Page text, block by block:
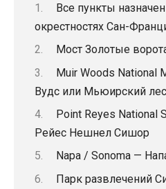
Все пункты
окрестностях Сан-
Мост Золотые
Muir Woods
Вудс или Мьюирский лес
Point Reyes National
Рейес Нешнел Сишор
Napa / Sonoma —
Парк развлечений